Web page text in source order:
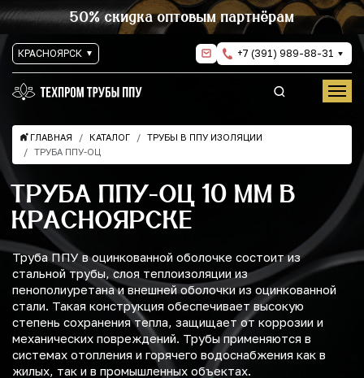
50% скидка оптовым партнёрам
КРАСНОЯРСК +7 (391) 989-88-31
ГЛАВНАЯ КАТАЛОГ
ТРУБЫ В ППУ ИЗОЛЯЦИИ
ТРУБА ППУ-ОЦ
ТРУБА ППУ-ОЦ 10 ММ В
КРАСНОЯРСКЕ
Труба ППУ в оцинкованной оболочке состоит из
стальной трубы, слоя теплоизоляции из
пенополиуретана и внешней оболочки из оцинкованной
стали. Такая конструкция обеспечивает высокую
степень сохранения тепла, защищает от коррозии и
механических повреждений. Трубы применяются в
системах отопления и горячего водоснабжения как в
жилых, так и в промышленных объектах.